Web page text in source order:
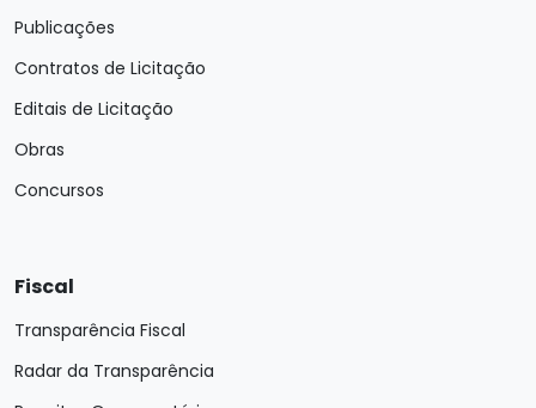
Publicações
Contratos de Licitação
Editais de Licitação
Obras
Concursos
Fiscal
Transparência Fiscal
Radar da Transparência